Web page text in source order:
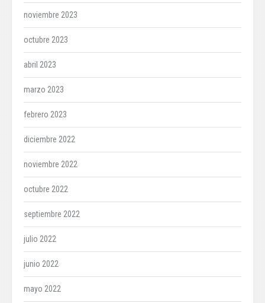
noviembre 2023
octubre 2023
abril 2023
marzo 2023
febrero 2023
diciembre 2022
noviembre 2022
octubre 2022
septiembre 2022
julio 2022
junio 2022
mayo 2022